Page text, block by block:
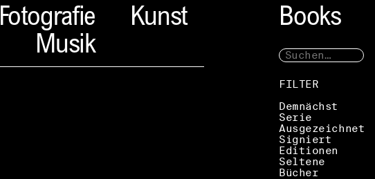
Books
FILTER
Demnächst
Serie
Ausgezeichnet
Signiert
Editionen
Seltene
Bücher
Fotografie
Kunst
Musik